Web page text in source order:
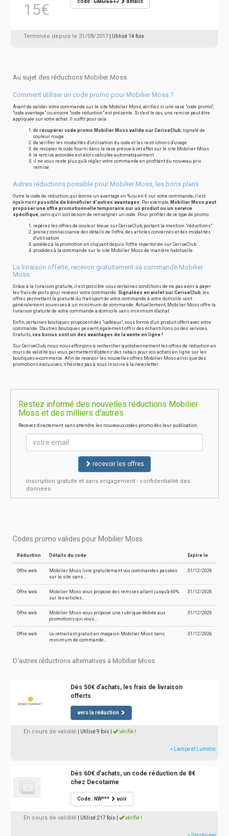
15€ code :CMOSS17 détails
Terminée depuis le 31/08/2017 | Utilisé 14 fois
Au sujet des réductions Mobilier Moss
Comment utiliser un code promo pour Mobilier Moss ?
Avant de valider votre commande sur le site Mobilier Moss, vérifiez si une case "code promo",
"code avantage" ou encore "code réduction" est présente. Si c'est le cas, une remise peut être
appliquée sur votre achat. Il suffit pour cela :
de récupérer code promo Mobilier Moss valide sur CeriseClub, signalé de
couleur rouge
de vérifier les modalités d'utilisation du code et les restrictions d'usage
de recopier le code fourni dans la case prévue à cet effet sur le site Mobilier Moss
la remise accordée est alors calculée automatiquement
il ne vous reste plus qu'à régler votre commande en profitant du nouveau prix
remisé
Autres réductions possible pour Mobilier Moss, les bons plans
Outre le code de réduction, qui donne un avantage en % ou en € sur votre commande, il est
également possible de bénéficier d'autres avantages. Par exemple, Mobilier Moss peut
proposer une offre promotionnelle temporaire sur un produit ou un service
spécifique, sans qu'il soit besoin de renseigner un code. Pour profiter de ce type de promo :
repérez les offres de couleur bleue sur CeriseClub, portant la mention "réductions"
prenez connaissance des détails de l'offre, des articles concernés et des modalités
d'utilisation
accédez à la promotion en cliquant depuis l'offre répertoriée sur CeriseClub
procédez à la commande sur le site Mobilier Moss de manière habituelle
La livraison offerte, recevoir gratuitement sa commande Mobilier
Moss
Grâce à la livraison gratuite, il est possible sous certaines conditions de ne pas avoir à payer
les frais de ports pour recevoir votre commande. Signalées en violet sur CeriseClub, les
offres permettant la gratuité du transport de votre commande à votre domicile sont
généralement soumises à un minimum de commande. Actuellement, Mobilier Moss offre la
livraison gratuite de votre commande à domicile sans minimum d'achat
Enfin, certaines boutiques proposent des "cadeaux", sous forme d'un produit offert avec votre
commande. D'autres boutiques peuvent également offrir des échantillons ou des services.
Gratuits, ces bonus sont un des avantages de la vente en ligne !
Sur CeriseClub, nous nous efforçons à rechercher quotidiennement les offres de réduction en
cours de validité qui vous permettent d'obtenir des rabais pour vos achats en ligne sur les
boutiques e-commerce. Afin de recevoir les nouvelles offres Mobilier Moss ainsi que des
promotions exclusives, n'hésitez pas à vous inscrire à la newsletter.
Restez informé des nouvelles réductions Mobilier
Moss et des milliers d'autres
Recevez directement sans attendre les nouveaux codes promo dès leur publication.
recevoir les offres
inscription gratuite et sans engagement - confidentialité des
données
Codes promo valides pour Mobilier Moss
Réduction Détails du code Expire le
Offre web
Mobilier Moss livre gratuitement vos commandes passées
sur le site sans…
31/12/2026
Offre web
Mobilier Moss vous propose des remises allant jusqu'à 60%
sur les articles…
31/12/2026
Offre web
Mobilier Moss vous propose une rubrique dédiée aux
promotions qui vous…
31/12/2026
Offre web
Le retrait est gratuit en magasin Mobilier Moss sans
minimum de commande…
31/12/2026
D'autres réductions alternatives à Mobilier Moss
Dès 50€ d'achats, les frais de livraison
offerts
vers la réduction
En cours de validité | Utilisé 9 fois vérifié !
» Lampe et Lumière
Dès 60€ d'achats, un code réduction de 8€
chez Decotaime
Code : NW*** voir
En cours de validité | Utilisé 217 fois vérifié !